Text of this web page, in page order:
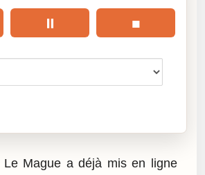
⏸ ■
Le Mague a déjà mis en ligne